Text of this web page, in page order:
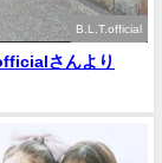
B.L.T.official
さんより